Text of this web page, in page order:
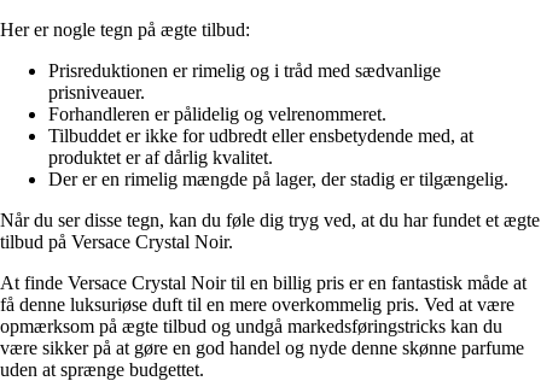
Her er nogle tegn på ægte tilbud:
Prisreduktionen er rimelig og i tråd med sædvanlige
prisniveauer.
Forhandleren er pålidelig og velrenommeret.
Tilbuddet er ikke for udbredt eller ensbetydende med, at
produktet er af dårlig kvalitet.
Der er en rimelig mængde på lager, der stadig er tilgængelig.
Når du ser disse tegn, kan du føle dig tryg ved, at du har fundet et ægte
tilbud på Versace Crystal Noir.
At finde Versace Crystal Noir til en billig pris er en fantastisk måde at
få denne luksuriøse duft til en mere overkommelig pris. Ved at være
opmærksom på ægte tilbud og undgå markedsføringstricks kan du
være sikker på at gøre en god handel og nyde denne skønne parfume
uden at sprænge budgettet.